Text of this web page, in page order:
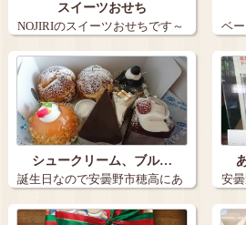
スイーツおせち
NOJIRIのスイーツおせちです～
食べ…
ベ
ク
シュークリーム、ブル…
誕生日なので安曇野市穂高にあ
るケーキ屋さ…
安